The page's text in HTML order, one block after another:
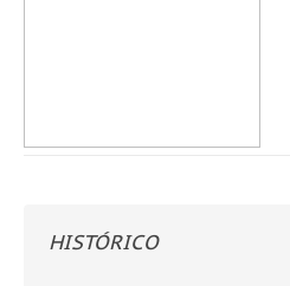
HISTÓRICO